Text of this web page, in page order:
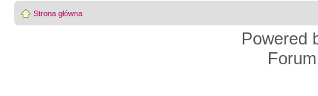
Strona główna
Powered